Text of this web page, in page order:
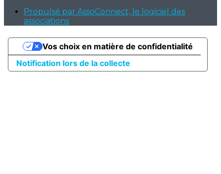
Propulsé par AssoConnect, le logiciel des
associations
Notification lors de la collecte
Vos choix en matière de confidentialité